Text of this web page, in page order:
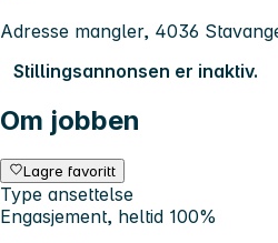
Adresse mangler, 4036
Stillingsannonsen er inaktiv.
Om jobben
Lagre favoritt
Type ansettelse
Engasjement, heltid 100%